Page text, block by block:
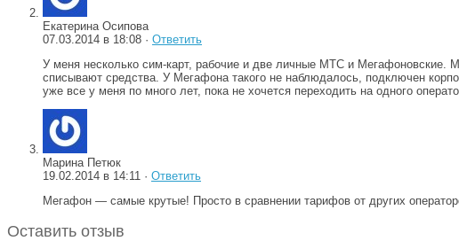
Екатерина Осипова
07.03.2014 в 18:08 · Ответить
У меня несколько сим-карт, рабочие и две личные МТС и Мегафоновские.
списывают средства. У Мегафона такого не наблюдалось, подключен
уже все у меня по много лет, пока не хочется переходить на одного
Марина Петюк
19.02.2014 в 14:11 · Ответить
Мегафон — самые крутые! Просто в сравнении тарифов от других
Оставить отзыв